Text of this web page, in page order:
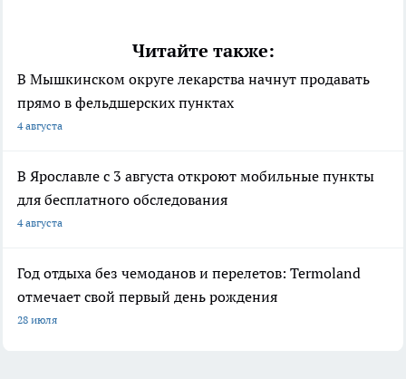
Читайте также:
В Мышкинском округе лекарства начнут продавать
прямо в фельдшерских пунктах
4 августа
В Ярославле с 3 августа откроют мобильные пункты
для бесплатного обследования
4 августа
Год отдыха без чемоданов и перелетов: Termoland
отмечает свой первый день рождения
28 июля